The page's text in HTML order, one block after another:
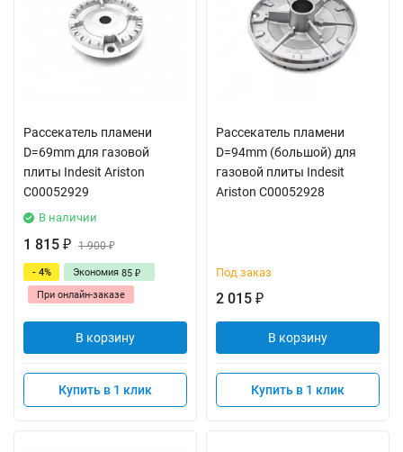
Рассекатель пламени
D=69mm для газовой
плиты Indesit Ariston
C00052929
В наличии
1 815 ₽ 1 900₽
- 4% Экономия 85 ₽
При онлайн-заказе
В корзину
Купить в 1 клик
Рассекатель пламени
D=94mm (большой) для
газовой плиты Indesit
Ariston C00052928
Под заказ
2 015 ₽
В корзину
Купить в 1 клик